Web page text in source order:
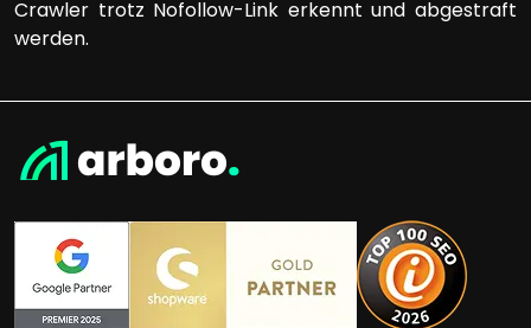
Crawler trotz Nofollow-Link erkennt und abgestraft
werden.